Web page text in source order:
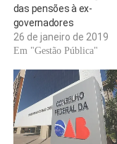
das pensões à ex-
governadores
26 de janeiro de 2019
Em "Gestão Pública"